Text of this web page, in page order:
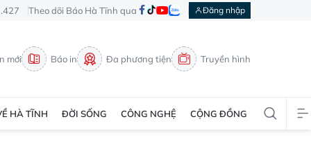
Theo dõi Báo Hà Tĩnh qua Đăng nhập
mới Báo in Đa phương tiện Truyền hình
HÀ TĨNH ĐỜI SỐNG CÔNG NGHỆ CỘNG ĐỒNG